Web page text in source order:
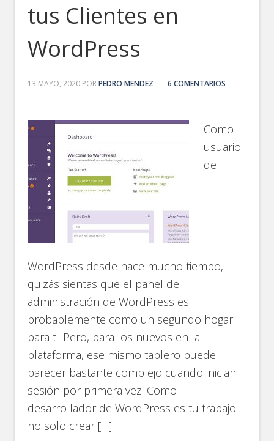
tus Clientes en
WordPress
13 MAYO, 2020 PORPEDRO MENDEZ 6 COMENTARIOS
Como
usuario
de
WordPress desde hace mucho tiempo,
quizás sientas que el panel de
administración de WordPress es
probablemente como un segundo hogar
para ti. Pero, para los nuevos en la
plataforma, ese mismo tablero puede
parecer bastante complejo cuando inician
sesión por primera vez. Como
desarrollador de WordPress es tu trabajo
no solo crear […]